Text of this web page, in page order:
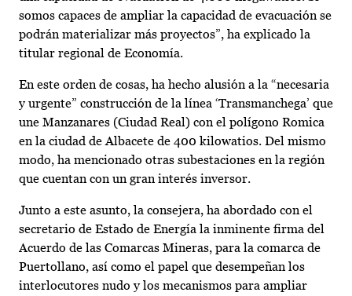
somos capaces de ampliar la capacidad de evacuación se
podrán materializar más proyectos”, ha explicado la
titular regional de Economía.
En este orden de cosas, ha hecho alusión a la “necesaria
y urgente” construcción de la línea ‘Transmanchega’ que
une Manzanares (Ciudad Real) con el polígono Romica
en la ciudad de Albacete de 400 kilowatios. Del mismo
modo, ha mencionado otras subestaciones en la región
que cuentan con un gran interés inversor.
Junto a este asunto, la consejera, ha abordado con el
secretario de Estado de Energía la inminente firma del
Acuerdo de las Comarcas Mineras, para la comarca de
Puertollano, así como el papel que desempeñan los
interlocutores nudo y los mecanismos para ampliar